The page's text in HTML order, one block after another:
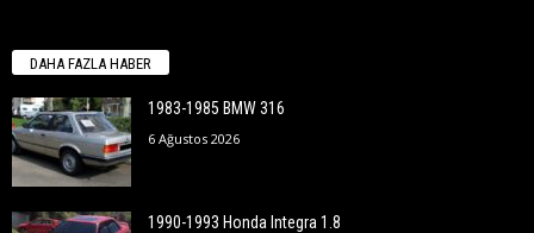
DAHA FAZLA HABER
1983-1985 BMW 316
6 Ağustos 2026
1990-1993 Honda Integra 1.8